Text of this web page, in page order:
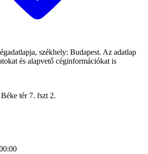
székhely: Budapest. Az adatlap
és alapvető céginformációkat is
tér 7. fszt 2.